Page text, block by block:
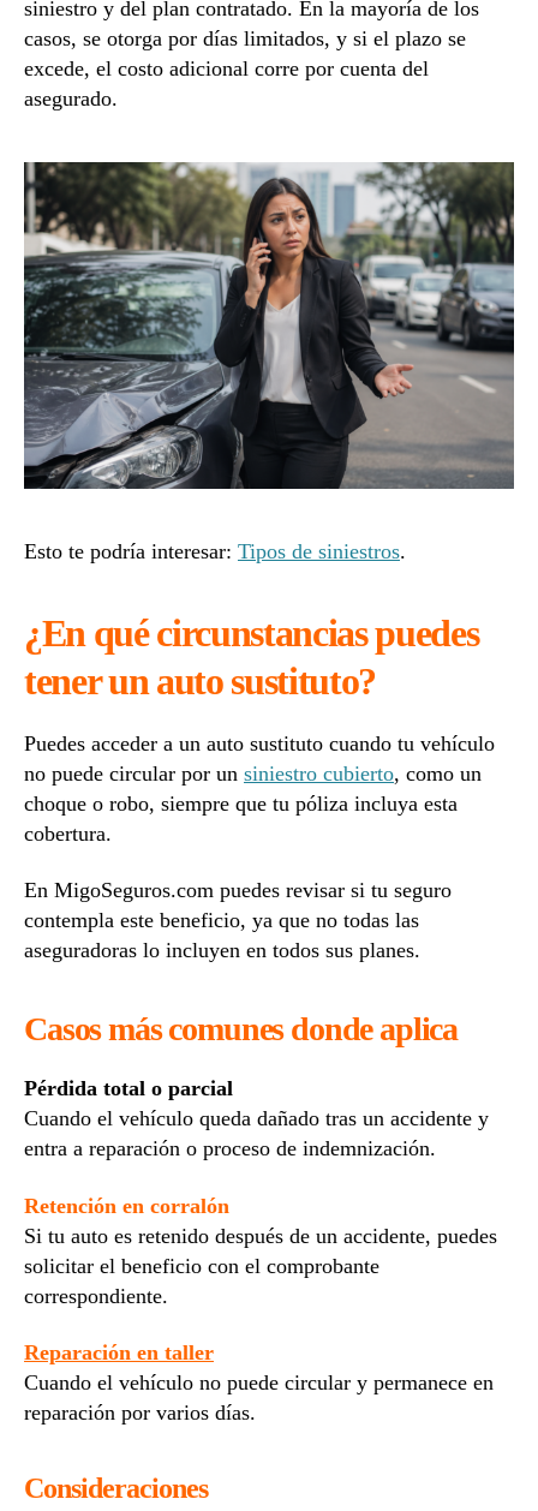
siniestro y del plan contratado. En la mayoría de los
casos, se otorga por días limitados, y si el plazo se
excede, el costo adicional corre por cuenta del
asegurado.
Esto te podría interesar: Tipos de siniestros.
¿En qué circunstancias puedes
tener un auto sustituto?
Puedes acceder a un auto sustituto cuando tu vehículo
no puede circular por un siniestro cubierto, como un
choque o robo, siempre que tu póliza incluya esta
cobertura.
En MigoSeguros.com puedes revisar si tu seguro
contempla este beneficio, ya que no todas las
aseguradoras lo incluyen en todos sus planes.
Casos más comunes donde aplica
Pérdida total o parcial
Cuando el vehículo queda dañado tras un accidente y
entra a reparación o proceso de indemnización.
Retención en corralón
Si tu auto es retenido después de un accidente, puedes
solicitar el beneficio con el comprobante
correspondiente.
Reparación en taller
Cuando el vehículo no puede circular y permanece en
reparación por varios días.
Consideraciones